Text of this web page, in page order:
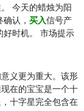
今天的蜡烛为阳
认， 买入信号产
好时机。 市场提示
义更为重大。该形
在的宝宝是一个十
十字星完全包含在